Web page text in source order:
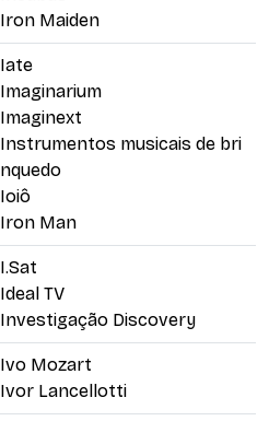
Iron Maiden
Iate
Imaginarium
Imaginext
Instrumentos musicais de bri
nquedo
Ioiô
Iron Man
I.Sat
Ideal TV
Investigação Discovery
Ivo Mozart
Ivor Lancellotti